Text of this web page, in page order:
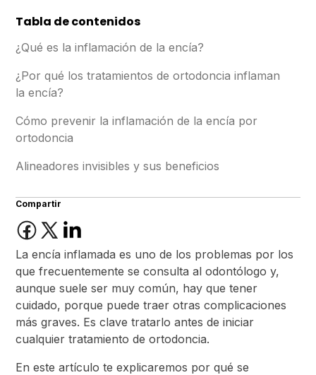
Tabla de contenidos
¿Qué es la inflamación de la encía?
¿Por qué los tratamientos de ortodoncia inflaman
la encía?
Cómo prevenir la inflamación de la encía por
ortodoncia
Alineadores invisibles y sus beneficios
Compartir
La encía inflamada es uno de los problemas por los
que frecuentemente se consulta al odontólogo y,
aunque suele ser muy común, hay que tener
cuidado, porque puede traer otras complicaciones
más graves. Es clave tratarlo antes de iniciar
cualquier tratamiento de ortodoncia.
En este artículo te explicaremos por qué se